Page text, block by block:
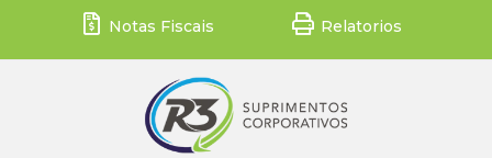
Notas Fiscais Relatorios